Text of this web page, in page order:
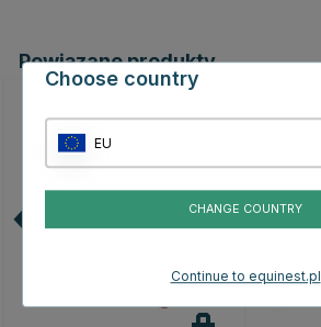
Powiązane produkty
15
Choose country
EU
CHANGE COUNTRY
Continue to equinest.pl